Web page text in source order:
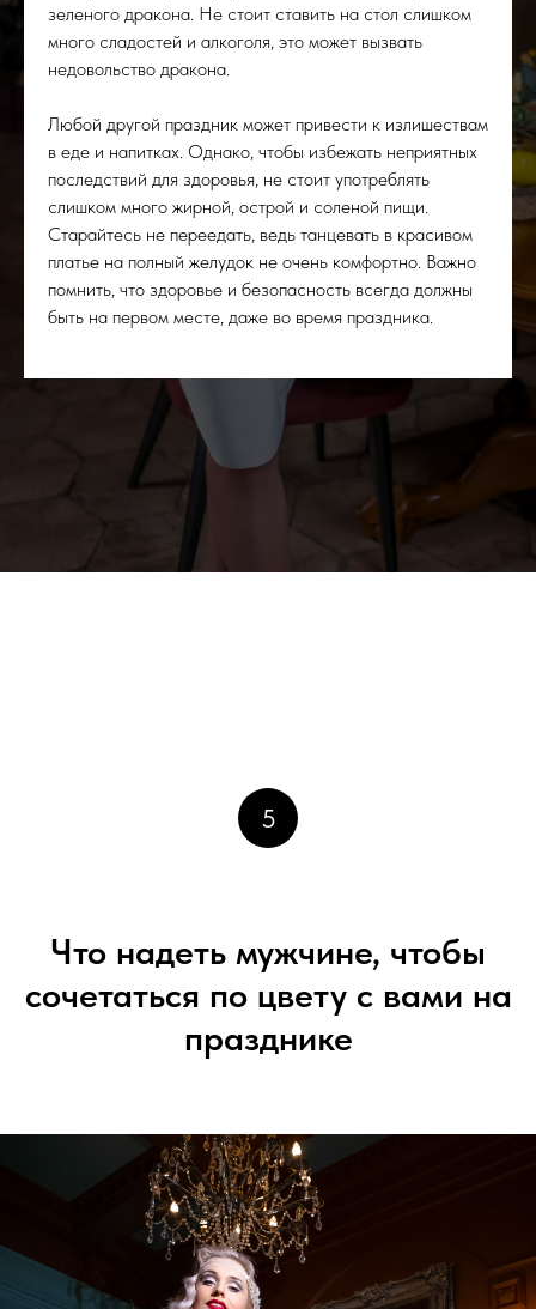
зеленого дракона. Не стоит ставить на стол слишком
много сладостей и алкоголя, это может вызвать
недовольство дракона.
Любой другой праздник может привести к излишествам
в еде и напитках. Однако, чтобы избежать неприятных
последствий для здоровья, не стоит употреблять
слишком много жирной, острой и соленой пищи.
Старайтесь не переедать, ведь танцевать в красивом
платье на полный желудок не очень комфортно. Важно
помнить, что здоровье и безопасность всегда должны
быть на первом месте, даже во время праздника.
5
Что надеть мужчине, чтобы
сочетаться по цвету с вами на
празднике